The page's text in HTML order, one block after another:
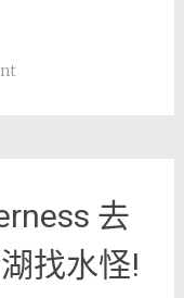
去
找水怪!